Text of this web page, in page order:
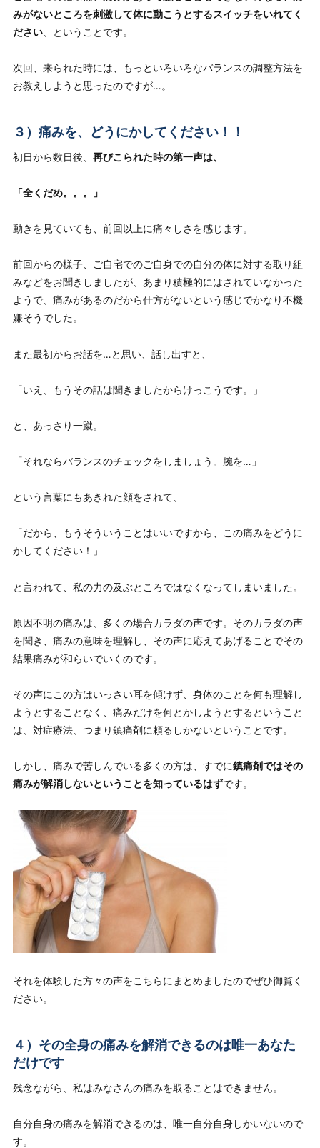
みがないところを刺激して体に動こうとするスイッチをいれてく
ださい、ということです。
次回、来られた時には、もっといろいろなバランスの調整方法を
お教えしようと思ったのですが…。
３）痛みを、どうにかしてください！！
初日から数日後、 再びこられた時の第一声は、
「全くだめ。。。」
動きを見ていても、前回以上に痛々しさを感じます。
前回からの様子、ご自宅でのご自身での自分の体に対する取り組
みなどをお聞きしましたが、 あまり積極的にはされていなかった
ようで、痛みがあるのだから仕方がないという感じでかなり不機
嫌そうでした。
また最初からお話を…と思い、話し出すと、
「いえ、もうその話は聞きましたからけっこうです。」
と、あっさり一蹴。
「それならバランスのチェックをしましょう。腕を…」
という言葉にもあきれた顔をされて、
「だから、もうそういうことはいいですから、この痛みをどうに
かしてください！」
と言われて、私の力の及ぶところではなくなってしまいました。
原因不明の痛みは、多くの場合カラダの声です。そのカラダの声
を聞き、痛みの意味を理解し、その声に応えてあげることでその
結果痛みが和らいでいくのです。
その声にこの方はいっさい耳を傾けず、身体のことを何も理解し
ようとすることなく、痛みだけを何とかしようとするということ
は、対症療法、つまり鎮痛剤に頼るしかないということです。
しかし、痛みで苦しんでいる多くの方は、すでに鎮痛剤ではその
痛みが解消しないということを知っているはずです。
それを体験した方々の声をこちらにまとめましたのでぜひ御覧く
ださい。
４）その全身の痛みを解消できるのは唯一あなた
だけです
残念ながら、私はみなさんの痛みを取ることはできません。
自分自身の痛みを解消できるのは、唯一自分自身しかいないので
す。